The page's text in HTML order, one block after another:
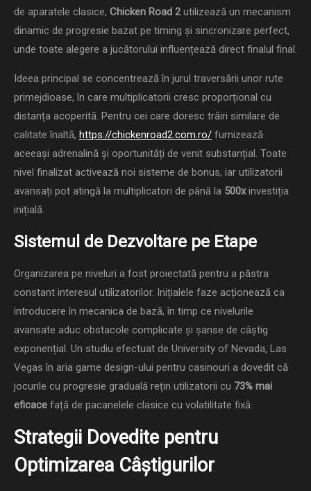
de aparatele clasice, Chicken Road 2utilizează un mecanism
dinamic de progresie bazat pe timing și sincronizare perfect,
unde toate alegere a jucătorului influențează direct finalul final.
Ideea principal se concentrează în jurul traversării unor rute
primejdioase, în care multiplicatorii cresc proporțional cu
distanța acoperită. Pentru cei care doresc trăiri similare de
calitate înaltă, https://chickenroad2.com.ro/ furnizează
aceeași adrenalină și oportunități de venit substanțial. Toate
nivel finalizat activează noi sisteme de bonus, iar utilizatorii
avansați pot atingă la multiplicatori de până la 500xinvestiția
inițială.
Sistemul de Dezvoltare pe Etape
Organizarea pe niveluri a fost proiectată pentru a păstra
constant interesul utilizatorilor. Inițialele faze acționează ca
introducere în mecanica de bază, în timp ce nivelurile
avansate aduc obstacole complicate și șanse de câștig
exponențial. Un studiu efectuat de University of Nevada, Las
Vegas în aria game design-ului pentru casinouri a dovedit că
jocurile cu progresie graduală rețin utilizatorii cu 73% mai
eficace față de pacanelele clasice cu volatilitate fixă.
Strategii Dovedite pentru
Optimizarea Câștigurilor